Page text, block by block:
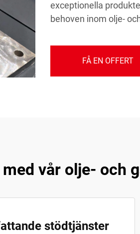
exceptionella
behoven inom olje-
FÅ EN OFFERT
vår olje- och
stödtjänster